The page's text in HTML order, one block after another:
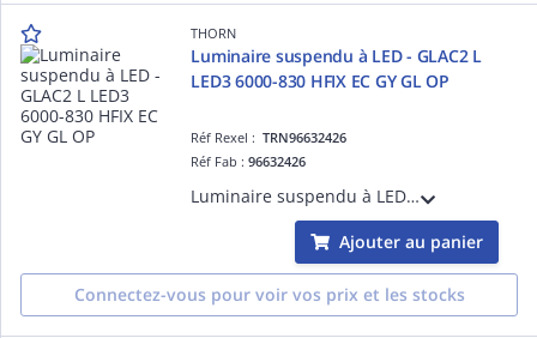
THORN
Luminaire suspendu à LED - GLAC2 L
LED3 6000-830 HFIX EC GY GL OP
Réf Rexel :TRN96632426
Réf Fab :96632426
Luminaire suspendu à LED - GLAC2 L LED3 6000-830 HFIX EC GY GL OP - Câble pour raccordement de luminaires ¿ 2.5 m ¿ 45W ¿ 3000K ¿ IP20 ¿ version DALI
Ajouter au panier
Connectez-vous pour voir vos prix et les stocks